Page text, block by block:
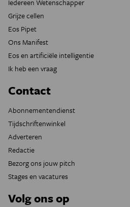
Grijze cellen
Eos Pipet
Ons Manifest
Eos en artificiële intelligentie
Ik heb een vraag
Contact
Abonnementendienst
Tijdschriftenwinkel
Adverteren
Redactie
Bezorg ons jouw pitch
Stages en vacatures
Volg ons op